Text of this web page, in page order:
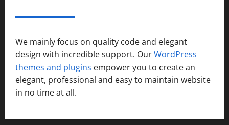
We mainly focus on quality code and elegant
design with incredible support. OurWordPress
themes and plugins empower you to create an
elegant, professional and easy to maintain website
in no time at all.